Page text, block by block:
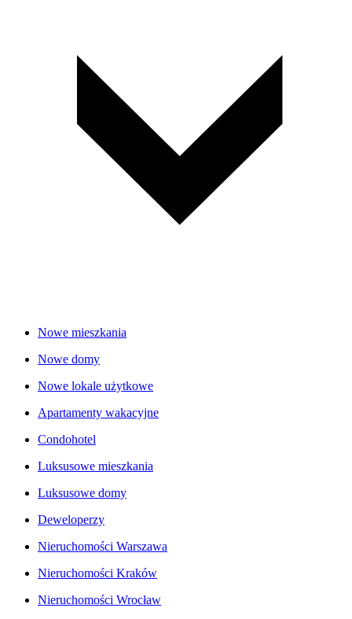
Nowe mieszkania
Nowe domy
Nowe lokale użytkowe
Apartamenty wakacyjne
Condohotel
Luksusowe mieszkania
Luksusowe domy
Deweloperzy
Nieruchomości Warszawa
Nieruchomości Kraków
Nieruchomości Wrocław